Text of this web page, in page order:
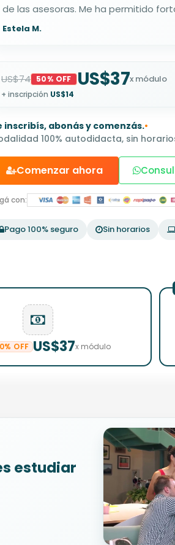
de las asesoras. Me ha permitido
Estela M.
US$74 50% OFF US$37x módulo
+ inscripción US$14
inscribís, abonás y comenzás.•
100% autodidacta, sin
Comenzar ahora
con:
Pago 100% seguro Sin horarios
OFF US$37x módulo
estudiar